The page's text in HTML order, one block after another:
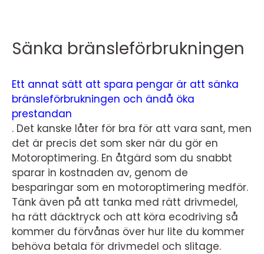
Sänka bränsleförbrukningen
Ett annat sätt att spara pengar är att sänka
bränsleförbrukningen och ändå öka
prestandan
. Det kanske låter för bra för att vara sant, men
det är precis det som sker när du gör en
Motoroptimering. En åtgärd som du snabbt
sparar in kostnaden av, genom de
besparingar som en motoroptimering medför.
Tänk även på att tanka med rätt drivmedel,
ha rätt däcktryck och att köra ecodriving så
kommer du förvånas över hur lite du kommer
behöva betala för drivmedel och slitage.